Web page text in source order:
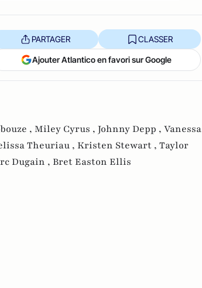
PARTAGER CLASSER
Ajouter Atlantico en favori sur Google
, Miley Cyrus , Johnny Depp , Vanessa
Theuriau , Kristen Stewart , Taylor
Dugain , Bret Easton Ellis